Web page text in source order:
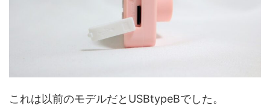
これは以前のモデルだとUSBtypeBでした。